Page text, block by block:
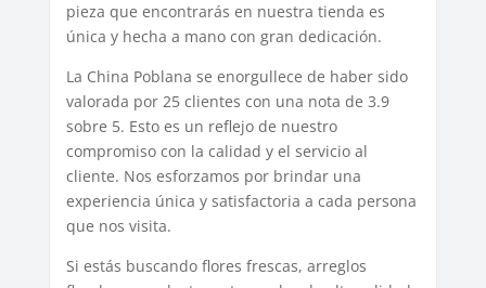
pieza que encontrarás en nuestra tienda es
única y hecha a mano con gran dedicación.
La China Poblana se enorgullece de haber sido
valorada por 25 clientes con una nota de 3.9
sobre 5. Esto es un reflejo de nuestro
compromiso con la calidad y el servicio al
cliente. Nos esforzamos por brindar una
experiencia única y satisfactoria a cada persona
que nos visita.
Si estás buscando flores frescas, arreglos